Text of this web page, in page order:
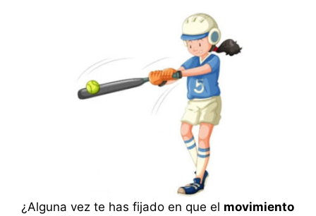
¿Alguna vez te has fijado en que el movimiento